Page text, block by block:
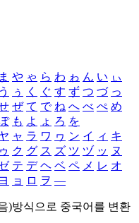
ま や ゃ ら わ ゎ ん い ぃ
う ぅ く ぐ す ず つ づ っ
ぜ て で ね へ べ ぺ め
も よ ょ ろ を
ャ ラ ワ ヮ ン イ ィ キ
ゥ ク グ ス ズ ツ ヅ ッ ヌ
テ デ ヘ ベ ペ メ レ オ
ヨ ョ ロ ヲ ―
)방식으로 중국어를 변환